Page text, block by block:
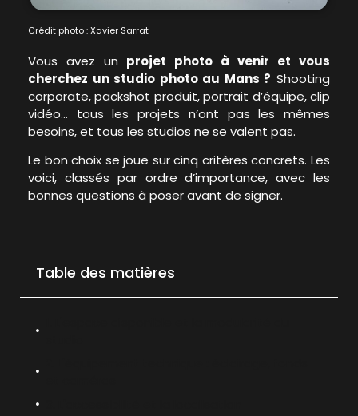
Crédit photo : Xavier Sarrat
Vous avez un projet photo à venir et vous
cherchez un studio photo au Mans ? Shooting
corporate, packshot produit, portrait d’équipe, clip
vidéo… tous les projets n’ont pas les mêmes
besoins, et tous les studios ne se valent pas.
Le bon choix se joue sur cinq critères concrets. Les
voici, classés par ordre d’importance, avec les
bonnes questions à poser avant de signer.
Table des matières